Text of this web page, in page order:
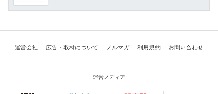
運営会社 広告・取材について メルマガ 利用規約 お問い合わせ
運営メディア